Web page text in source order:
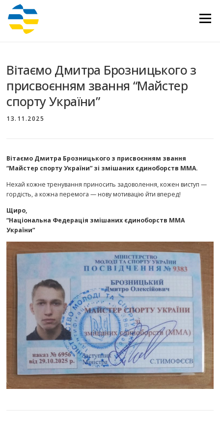
Перейти
вмісту
Меню
Вітаємо Дмитра Брозницького з
присвоєнням звання “Майстер
спорту України”
13.11.2025
Вітаємо Дмитра Брозницького з присвоєнням звання
“Майстер спорту України” зі змішаних єдиноборств ММА.
Нехай кожне тренування приносить задоволення, кожен виступ —
гордість, а кожна перемога — нову мотивацію йти вперед!
Щиро,
“Національна Федерація змішаних єдиноборств ММА
України”